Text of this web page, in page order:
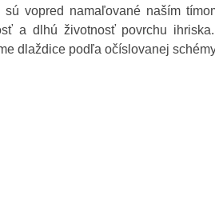
sú vopred namaľované naším
a dlhú životnosť povrchu
dlaždice podľa očíslovanej